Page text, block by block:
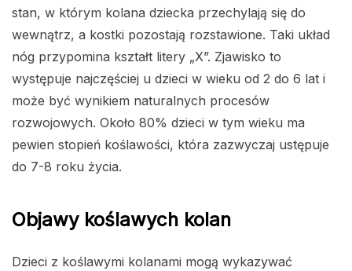
stan, w którym kolana dziecka przechylają się do
wewnątrz, a kostki pozostają rozstawione. Taki układ
nóg przypomina kształt litery „X”. Zjawisko to
występuje najczęściej u dzieci w wieku od 2 do 6 lat i
może być wynikiem naturalnych procesów
rozwojowych. Około 80% dzieci w tym wieku ma
pewien stopień koślawości, która zazwyczaj ustępuje
do 7-8 roku życia.
Objawy koślawych kolan
Dzieci z koślawymi kolanami mogą wykazywać